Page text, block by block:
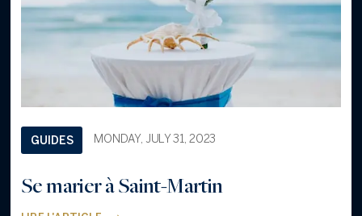
GUIDES MONDAY, JULY 31, 2023
Se marier à Saint-Martin